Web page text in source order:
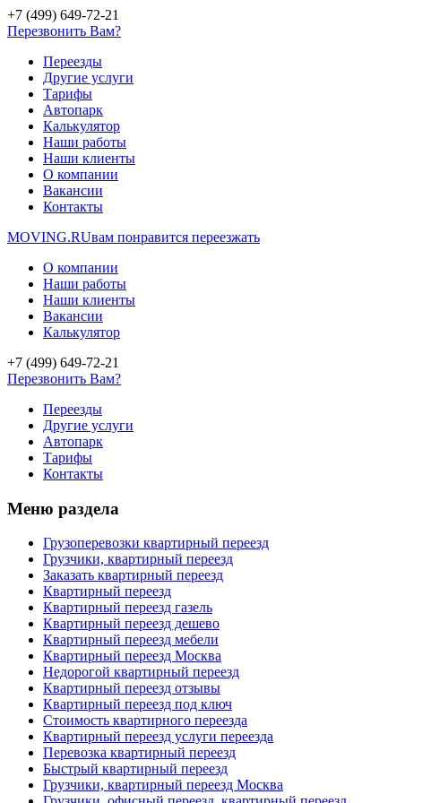
+7 (499) 649-72-21
Перезвонить Вам?
Переезды
Другие услуги
Тарифы
Автопарк
Калькулятор
Наши работы
Наши клиенты
О компании
Вакансии
Контакты
MOVING.RUвам понравится переезжать
О компании
Наши работы
Наши клиенты
Вакансии
Калькулятор
+7 (499) 649-72-21
Перезвонить Вам?
Переезды
Другие услуги
Автопарк
Тарифы
Контакты
Меню раздела
Грузоперевозки квартирный переезд
Грузчики, квартирный переезд
Заказать квартирный переезд
Квартирный переезд
Квартирный переезд газель
Квартирный переезд дешево
Квартирный переезд мебели
Квартирный переезд Москва
Недорогой квартирный переезд
Квартирный переезд отзывы
Квартирный переезд под ключ
Стоимость квартирного переезда
Квартирный переезд услуги переезда
Перевозка квартирный переезд
Быстрый квартирный переезд
Грузчики, квартирный переезд Москва